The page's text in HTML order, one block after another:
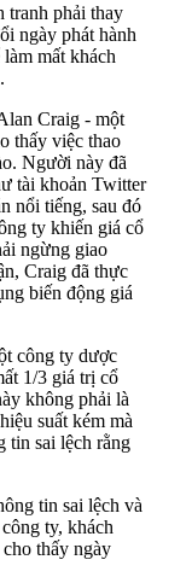
tranh phải thay
ngày phát hành
mất khách
Craig - một
thấy việc thao
Người này đã
tài khoản Twitter
nổi tiếng, sau đó
ty khiến giá cổ
ngừng giao
Craig đã thực
biến động giá
công ty dược
1/3 giá trị cổ
không phải là
suất kém mà
tin sai lệch rằng
tin sai lệch và
ty, khách
thấy ngày